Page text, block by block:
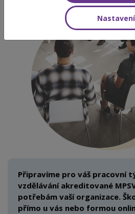
Připravíme pro váš pracovní
vzdělávání akreditované
potřebám vaší organizace.
přímo u vás nebo formou
Nastavení